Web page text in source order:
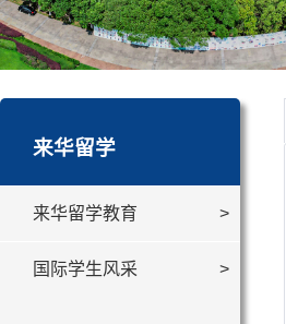
来华留学
来华留学教育
国际学生风采